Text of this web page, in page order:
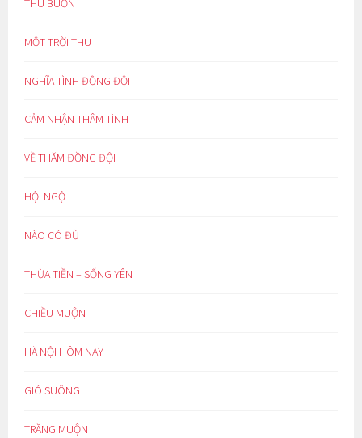
MỘT TRỜI THU
NGHĨA TÌNH ĐỒNG ĐỘI
CẢM NHẬN THÂM TÌNH
VỀ THĂM ĐỒNG ĐỘI
HỘI NGỘ
NÀO CÓ ĐỦ
THỪA TIỀN – SỐNG YÊN
CHIỀU MUỘN
HÀ NỘI HÔM NAY
GIÓ SUÔNG
TRĂNG MUỘN